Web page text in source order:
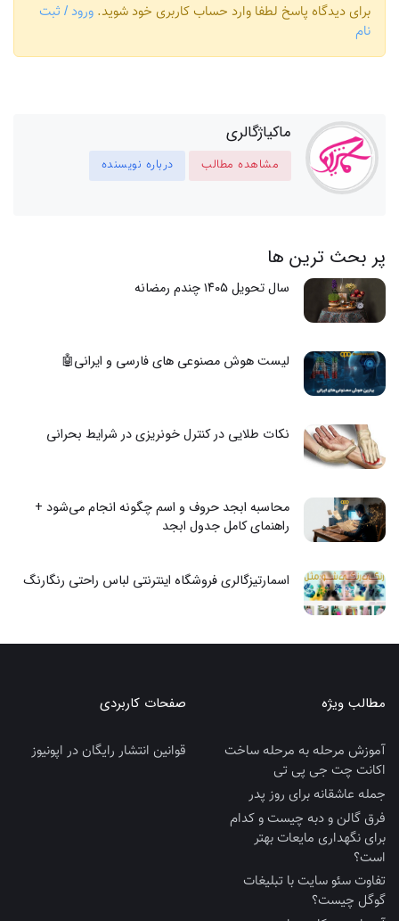
برای دیدگاه پاسخ لطفا وارد حساب کاربری خود شوید. ورود / ثبت
نام
ماکیاژگالری
مشاهده مطالب درباره نویسنده
پر بحث ترین ها
سال تحویل ۱۴۰۵ چندم رمضانه
لیست هوش مصنوعی های فارسی و ایرانی🤖
نکات طلایی در کنترل خونریزی در شرایط بحرانی
محاسبه ابجد حروف و اسم چگونه انجام می‌شود +
راهنمای کامل جدول ابجد
اسمارتیزگالری فروشگاه اینترنتی لباس راحتی رنگارنگ
مطالب ویژه
آموزش مرحله به مرحله ساخت
اکانت چت جی پی تی
جمله عاشقانه برای روز پدر
فرق گالن و دبه چیست و کدام
برای نگهداری مایعات بهتر
است؟
تفاوت سئو سایت با تبلیغات
گوگل چیست؟
صفحات کاربردی
قوانین انتشار رایگان در اپونیوز